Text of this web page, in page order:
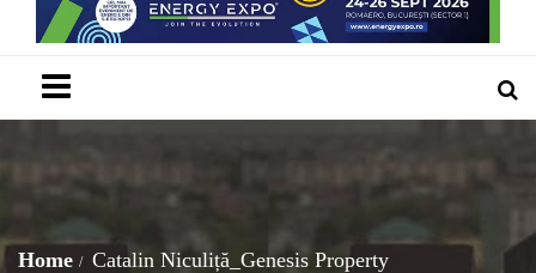
Home Catalin Niculiță_Genesis Property